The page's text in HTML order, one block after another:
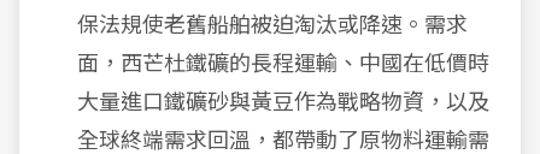
保法規使老舊船舶被迫淘汰或降速。需求
面，西芒杜鐵礦的長程運輸、中國在低價時
大量進口鐵礦砂與黃豆作為戰略物資，以及
全球終端需求回溫，都帶動了原物料運輸需